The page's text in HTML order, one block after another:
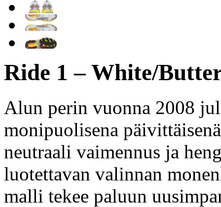
Ride 1 – White/
Alun perin vuonna 2008
monipuolisena
neutraali vaimennus ja
luotettavan valinnan
malli tekee paluun